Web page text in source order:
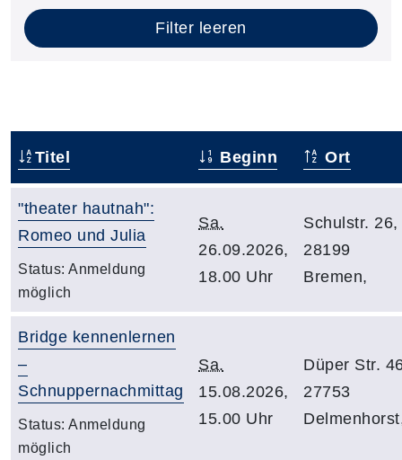
Filter leeren
Titel Beginn Ort
"theater hautnah":
Romeo und Julia
Status: Anmeldung
möglich
Sa.
26.09.2026,
18.00 Uhr
Schulstr. 26,
28199
Bremen,
Bridge kennenlernen
–
Schnuppernachmittag
Status: Anmeldung
möglich
Sa.
15.08.2026,
15.00 Uhr
Düper Str.
27753